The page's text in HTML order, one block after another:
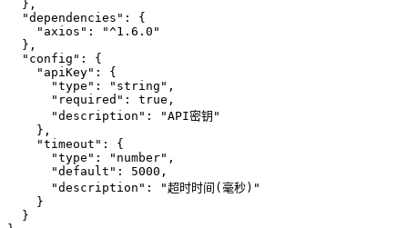
  },
  "dependencies": {
    "axios": "^1.6.0"
  },
  "config": {
    "apiKey": {
      "type": "string",
      "required": true,
      "description": "API密钥"
    },
    "timeout": {
      "type": "number",
      "default": 5000,
      "description": "超时时间(毫秒)"
    }
  }